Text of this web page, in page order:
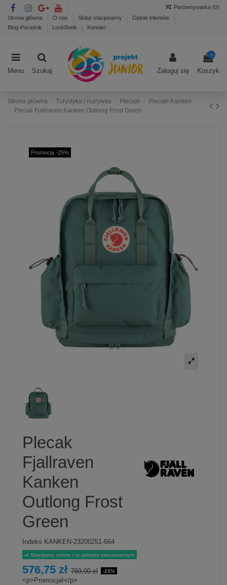
Strona główna O nas Sklep stacjonarny
Opinie klientów
Blog-Poradnik
LookBook Kontakt
Porównywarka (0)
Menu Szukaj Zaloguj się
0
Koszyk
Strona główna Turystyka i rozrywka Plecaki
Plecaki Kanken
Plecak Fjallraven Kanken Outlong Frost Green
Promocja -25%
Plecak
Fjallraven
Kanken
Outlong Frost
Green
Indeks KANKEN-23200251-664
Dostępny online i w sklepie stacjonarnym
576,75 zł 769,00 zł -25%
<p>Promocja!</p>